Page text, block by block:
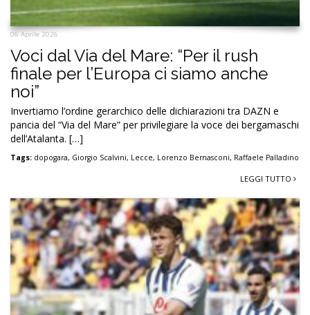
06 Aprile 2026
Voci dal Via del Mare: “Per il rush
finale per l’Europa ci siamo anche
noi”
Invertiamo l’ordine gerarchico delle dichiarazioni tra DAZN e
pancia del “Via del Mare” per privilegiare la voce dei bergamaschi
dell’Atalanta. […]
Tags: dopogara, Giorgio Scalvini, Lecce, Lorenzo Bernasconi, Raffaele Palladino
LEGGI TUTTO